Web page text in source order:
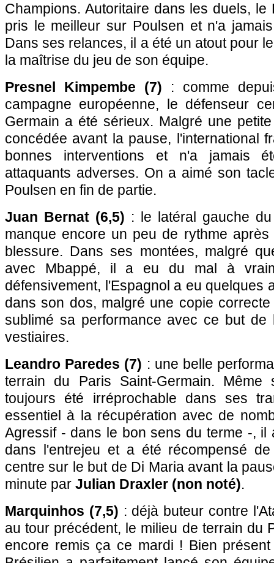
Champions. Autoritaire dans les duels, le
pris le meilleur sur Poulsen et n'a
Dans ses relances, il a été un atout pour
la maîtrise du jeu de son équipe.
Presnel Kimpembe (7) : comme
campagne européenne, le défenseur
Germain a été sérieux. Malgré une
concédée avant la pause, l'international
bonnes interventions et n'a jamais
attaquants adverses. On a aimé son
Poulsen en fin de partie.
Juan Bernat (6,5) : le latéral gauche
manque encore un peu de rythme
blessure. Dans ses montées, malgré
avec Mbappé, il a eu du mal à
défensivement, l'Espagnol a eu quelques
dans son dos, malgré une copie
sublimé sa performance avec ce but
vestiaires.
Leandro Paredes (7) : une belle
terrain du Paris Saint-Germain.
toujours été irréprochable dans ses
essentiel à la récupération avec de
Agressif - dans le bon sens du terme -, il
dans l'entrejeu et a été récompensé
centre sur le but de Di Maria avant la
minute par Julian Draxler (non noté).
Marquinhos (7,5) : déjà buteur contre
au tour précédent, le milieu de terrain du
encore remis ça ce mardi ! Bien